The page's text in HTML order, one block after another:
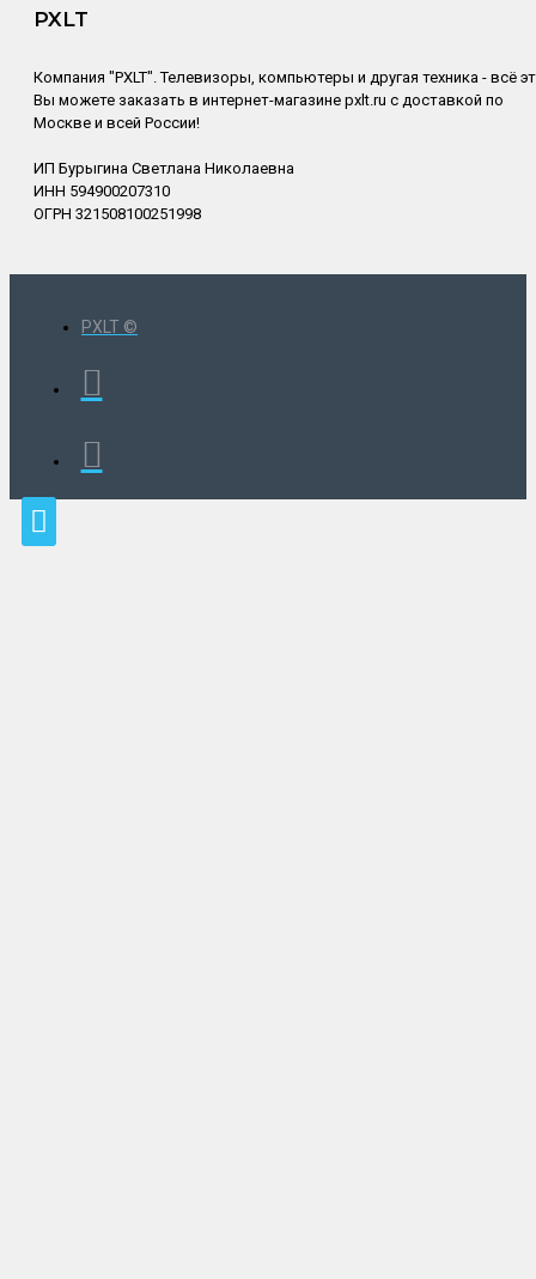
PXLT
Компания "PXLT". Телевизоры, компьютеры и другая техника - всё
Вы можете заказать в интернет-магазине pxlt.ru с доставкой по
Москве и всей России!
ИП Бурыгина Светлана Николаевна
ИНН 594900207310
ОГРН 321508100251998
PXLT ©